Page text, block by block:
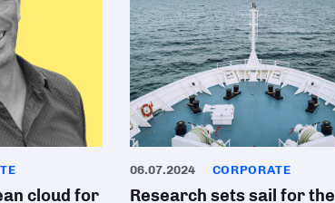
cloud for
06.07.2024 CORPORATE
Research sets sail for the